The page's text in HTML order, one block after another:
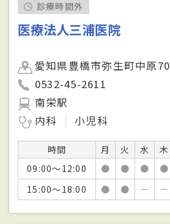
診療時間外
医療法人三浦医院
愛知県豊橋市弥生町中原70
0532-45-2611
南栄駅
内科
小児科
時間 月 火 水 木
09:00～12:00
● ● ● ●
15:00～18:00
● ● － －